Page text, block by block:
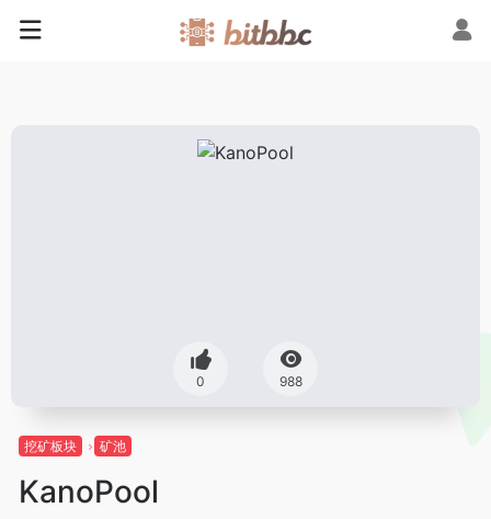
0 988
挖矿板块 矿池
KanoPool